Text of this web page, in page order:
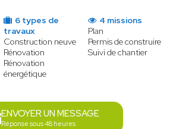
6 types de
travaux
Construction neuve
Rénovation
Rénovation
énergétique
4 missions
Plan
Permis de construire
Suivi de chantier
ENVOYER UN MESSAGE
Réponse sous 48 heures